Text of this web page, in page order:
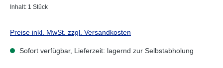
Inhalt: 1 Stück
Preise inkl. MwSt. zzgl. Versandkosten
Sofort verfügbar, Lieferzeit: lagernd zur Selbstabholung